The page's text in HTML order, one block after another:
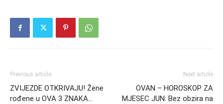
Previous article
ZVIJEZDE OTKRIVAJU! Žene
rođene u OVA 3 ZNAKA…
Next article
OVAN – HOROSKOP ZA
MJESEC JUN: Bez obzira na